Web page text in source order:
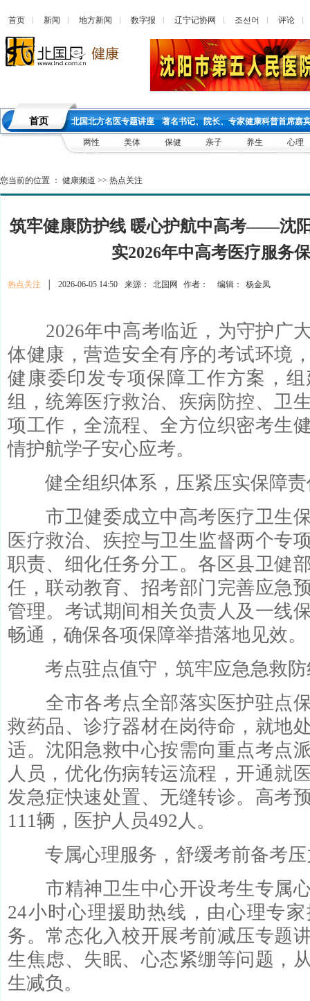
首页 新闻 地方新闻 数字报 辽宁记协网 조선어 评论
首页 北国北方名医专题讲座 著名书记、院长、专家健康科普首席嘉
两性 美体 保健 亲子 养生 心理
您当前的位置 ： 健康频道 >> 热点关注
筑牢健康防护线 暖心护航中高考——沈
实2026年中高考医疗服务
热点关注 2026-06-05 14:50 来源： 北国网 作者： 编辑： 杨金凤
2026年中高考临近，为守护广
体健康，营造安全有序的考试环境
健康委印发专项保障工作方案，
组，统筹医疗救治、疾病防控、卫
项工作，全流程、全方位织密考生
情护航学子安心应考。
健全组织体系，压紧压实保障责
市卫健委成立中高考医疗卫生保
医疗救治、疾控与卫生监督两个专
职责、细化任务分工。各区县卫健
任，联动教育、招考部门完善应急
管理。考试期间相关负责人及一线
畅通，确保各项保障举措落地见效。
考点驻点值守，筑牢应急急救防
全市各考点全部落实医护驻点保
救药品、诊疗器材在岗待命，就地
适。沈阳急救中心按需向重点考点
人员，优化伤病转运流程，开通就
发急症快速处置、无缝转诊。高考
111辆，医护人员492人。
专属心理服务，舒缓考前备考压
市精神卫生中心开设考生专属心
24小时心理援助热线，由心理专
务。常态化入校开展考前减压专题
生焦虑、失眠、心态紧绷等问题，
生减负。